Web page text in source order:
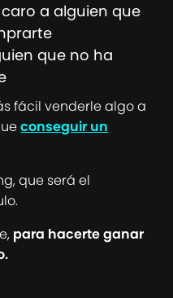
a alguien que
que no ha
fácil venderle algo a
conseguir un
que será el
para hacerte ganar